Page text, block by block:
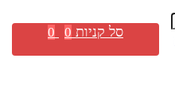
סל קניות 0
0